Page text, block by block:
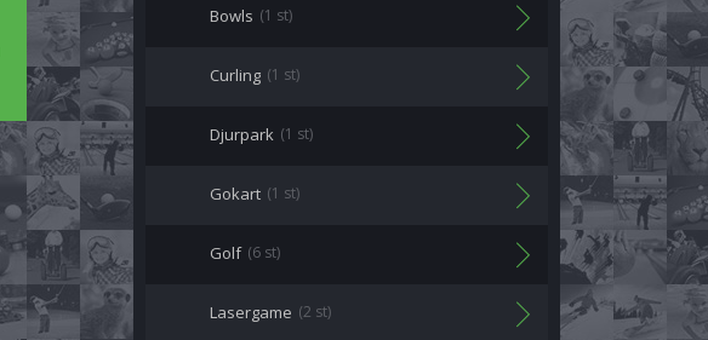
Bowls (1 st)
Curling (1 st)
Djurpark (1 st)
Gokart (1 st)
Golf (6 st)
Lasergame (2 st)